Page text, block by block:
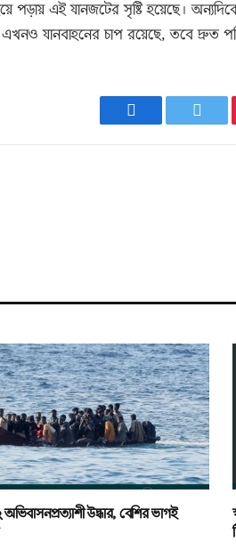
এই যানজটের সৃষ্টি হয়েছে।
যানবাহনের চাপ রয়েছে, তবে দ্রুত
Facebook
উদ্ধার, বেশির ভাগই